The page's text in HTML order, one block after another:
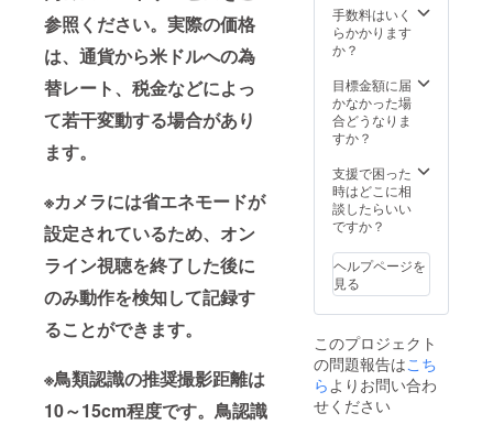
参照ください。実際の価格
は、通貨から米ドルへの為
替レート、税金などによっ
て若干変動する場合があり
ます。
※カメラには省エネモードが
設定されているため、オン
ライン視聴を終了した後に
のみ動作を検知して記録す
ることができます。
※鳥類認識の推奨撮影距離は
10～15cm程度です。鳥認識
手数料はいく
らかかります
か？
目標金額に届
かなかった場
合どうなりま
すか？
支援で困った
時はどこに相
談したらいい
ですか？
ヘルプページを
見る
このプロジェクト
の問題報告はこち
ら よりお問い合わ
せください